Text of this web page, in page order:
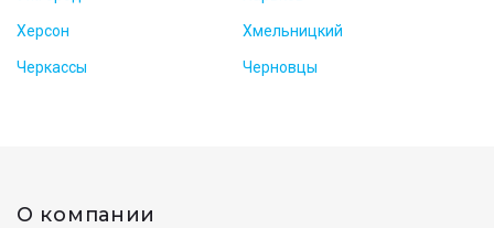
Херсон Хмельницкий
Черкассы Черновцы
О компании